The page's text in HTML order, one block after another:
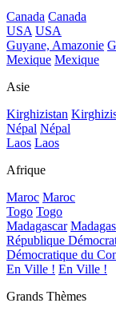
Canada Canada
USA USA
Guyane, Amazonie
Mexique Mexique
Asie
Kirghizistan
Népal Népal
Laos Laos
Afrique
Maroc Maroc
Togo Togo
Madagascar
République
Démocratique du
En Ville ! En Ville !
Grands Thèmes